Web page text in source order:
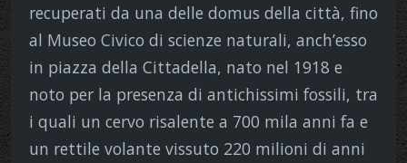
recuperati da una delle domus della città, fino
al Museo Civico di scienze naturali, anch’esso
in piazza della Cittadella, nato nel 1918 e
noto per la presenza di antichissimi fossili, tra
i quali un cervo risalente a 700 mila anni fa e
un rettile volante vissuto 220 milioni di anni